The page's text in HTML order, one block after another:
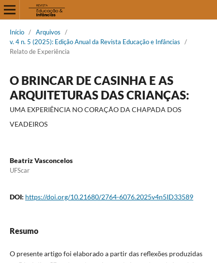
Início / Arquivos
/
v. 4 n. 5 (2025): Edição Anual da Revista Educação e Infâncias
/
Relato de Experiência
O BRINCAR DE CASINHA E AS
ARQUITETURAS DAS CRIANÇAS:
UMA EXPERIÊNCIA NO CORAÇÃO DA CHAPADA DOS
VEADEIROS
Beatriz Vasconcelos
UFScar
DOI: https://doi.org/10.21680/2764-6076.2025v4n5ID33589
Resumo
O presente artigo foi elaborado a partir das reflexões produzidas